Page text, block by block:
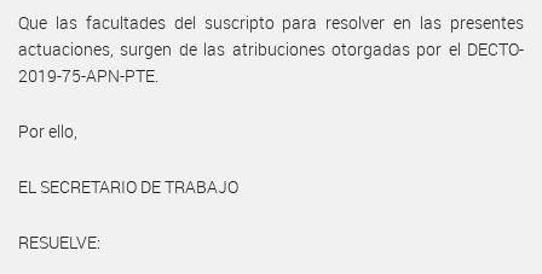
Que las facultades del suscripto para resolver en las presentes
actuaciones, surgen de las atribuciones otorgadas por el DECTO-
2019-75-APN-PTE.
Por ello,
EL SECRETARIO DE TRABAJO
RESUELVE: